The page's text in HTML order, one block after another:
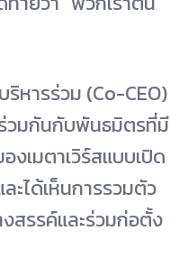
หารร่วม (Co-CEO)
ร่วมกันกับพันธมิตรที่มี
เมตาเวิร์สแบบเปิด
ได้เห็นการรวมตัว
สรรค์และร่วมก่อตั้ง